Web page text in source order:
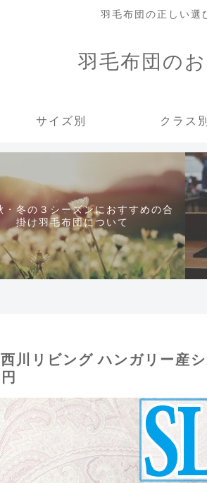
羽毛布団の正しい選
羽毛布団の
サイズ別 クラス
・冬の３シーズンにおすすめの合
掛け羽毛布団について
川リビング ハンガリー産